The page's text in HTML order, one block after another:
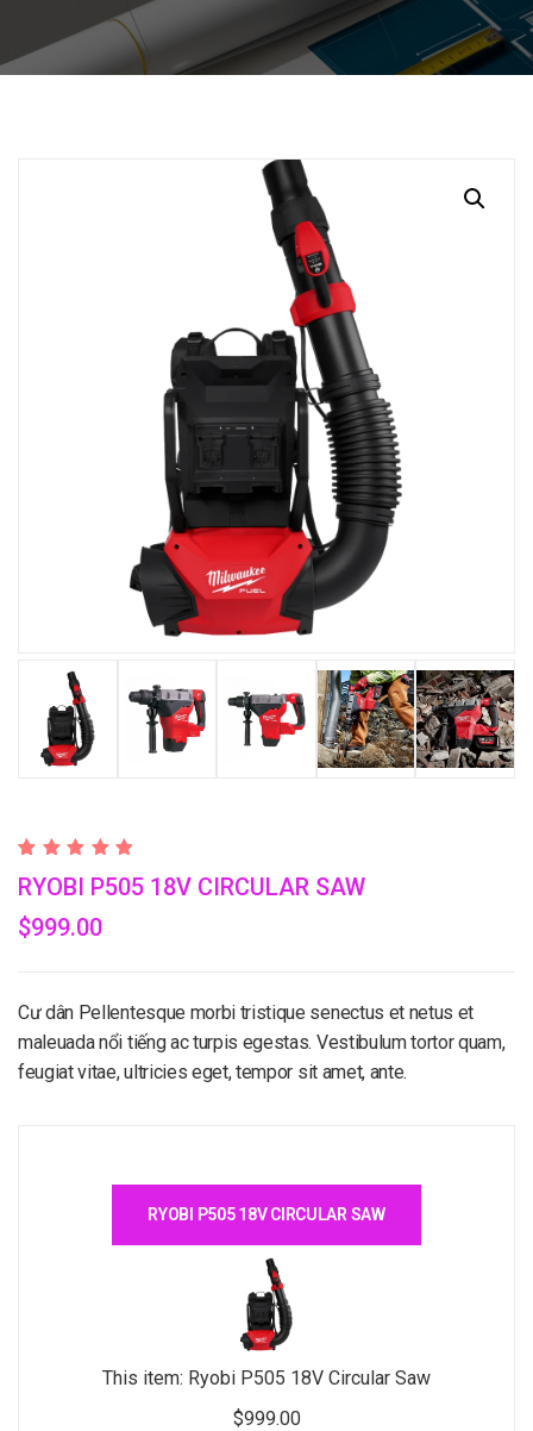
con 5.00
de 5 en
base a
valoración
RYOBI P505 18V CIRCULAR SAW
$999.00
Cư dân Pellentesque morbi tristique senectus et netus et
maleuada nổi tiếng ac turpis egestas. Vestibulum tortor quam,
feugiat vitae, ultricies eget, tempor sit amet, ante.
RYOBI P505 18V CIRCULAR SAW
This item: Ryobi P505 18V Circular Saw
$999.00